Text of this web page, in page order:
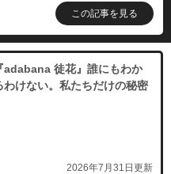
この記事を見る
『adabana 徒花』誰にもわか
わけない。私たちだけの秘密
2026年7月31日更新